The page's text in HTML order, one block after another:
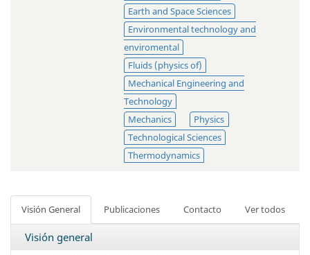
Earth and Space Sciences
Environmental technology and
enviromental
Fluids (physics of)
Mechanical Engineering and
Technology
Mechanics
Physics
Technological Sciences
Thermodynamics
Visión General Publicaciones Contacto Ver todos
Visión general